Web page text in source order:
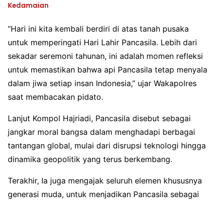
Kedamaian
“Hari ini kita kembali berdiri di atas tanah pusaka
untuk memperingati Hari Lahir Pancasila. Lebih dari
sekadar seremoni tahunan, ini adalah momen refleksi
untuk memastikan bahwa api Pancasila tetap menyala
dalam jiwa setiap insan Indonesia,” ujar Wakapolres
saat membacakan pidato.
Lanjut Kompol Hajriadi, Pancasila disebut sebagai
jangkar moral bangsa dalam menghadapi berbagai
tantangan global, mulai dari disrupsi teknologi hingga
dinamika geopolitik yang terus berkembang.
Terakhir, Ia juga mengajak seluruh elemen khususnya
generasi muda, untuk menjadikan Pancasila sebagai